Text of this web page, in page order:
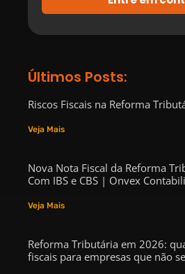
Últimos Posts:
Riscos Fiscais na Reforma
Veja Mais
Nova Nota Fiscal da Reforma
Com IBS e CBS | Onvex
Veja Mais
Reforma Tributária em 2026:
fiscais para empresas que não